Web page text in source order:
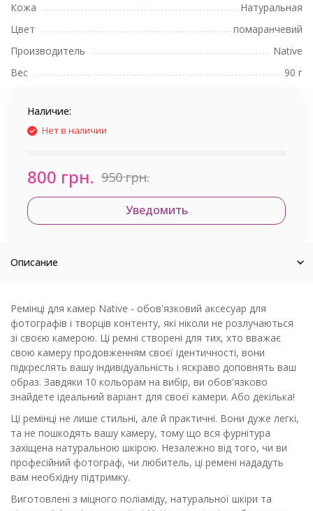
Кожа
Натуральная
Цвет
помаранчевий
Производитель
Native
Вес
90 г
Наличие:
Нет в наличии
800 грн. 950 грн.
Уведомить
Описание
Ремінці для камер Native - обов'язковий аксесуар для
фотографів і творців контенту, які ніколи не розлучаються
зі своєю камерою. Ці ремні створені для тих, хто вважає
свою камеру продовженням своєї ідентичності, вони
підкреслять вашу індивідуальність і яскраво доповнять ваш
образ. Завдяки 10 кольорам на вибір, ви обов'язково
знайдете ідеальний варіант для своєї камери. Або декілька!
Ці ремінці не лише стильні, але й практичні. Вони дуже легкі,
та не пошкодять вашу камеру, тому що вся фурнітура
захіщена натуральною шкірою. Незалежно від того, чи ви
професійний фотограф, чи любитель, ці ремені нададуть
вам необхідну підтримку.
Виготовлені з міцного поліаміду, натуральної шкіри та